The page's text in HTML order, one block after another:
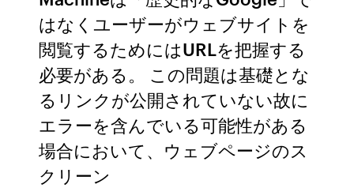
はなくユーザーがウェブサイトを
閲覧するためにはURLを把握する
必要がある。 この問題は基礎とな
るリンクが公開されていない故に
エラーを含んでいる可能性がある
場合において、ウェブページのス
クリーン